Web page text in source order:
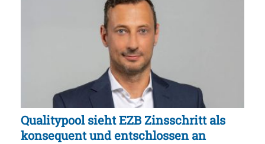
Qualitypool sieht EZB Zinsschritt als
konsequent und entschlossen an